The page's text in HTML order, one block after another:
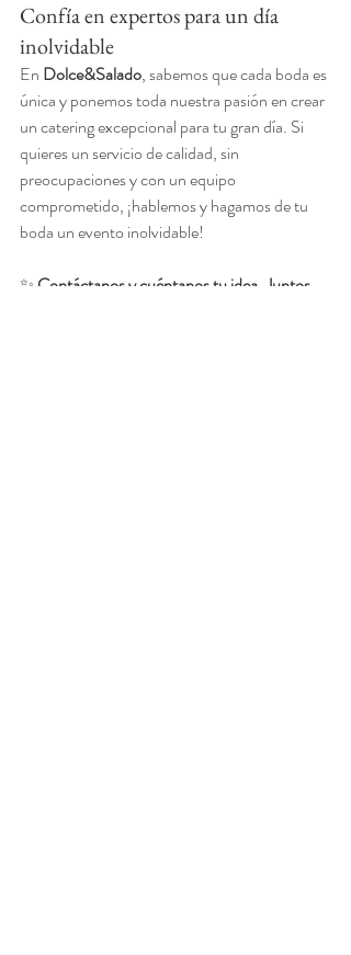
Confía en expertos para un día
inolvidable
En Dolce&Salado, sabemos que cada boda es
única y ponemos toda nuestra pasión en crear
un catering excepcional para tu gran día. Si
quieres un servicio de calidad, sin
preocupaciones y con un equipo
comprometido, ¡hablemos y hagamos de tu
boda un evento inolvidable!
✨ Contáctanos y cuéntanos tu idea. Juntos